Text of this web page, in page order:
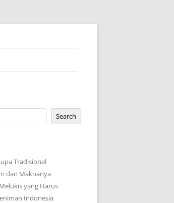
Search
Tradisional
dan Maknanya
yang Harus
Indonesia